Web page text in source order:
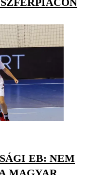
EB: NEM